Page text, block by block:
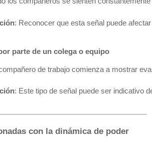
: Reconocer que esta señal puede
parte de un colega o equipo
de trabajo comienza a mostrar
: Este tipo de señal puede ser indicativo
con la dinámica de poder